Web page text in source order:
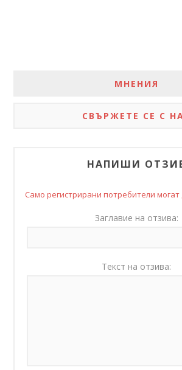
МНЕНИЯ
СВЪРЖЕТЕ СЕ С
НАПИШИ
Само регистрирани потребители
Заглавие на отзива:
Текст на отзива: